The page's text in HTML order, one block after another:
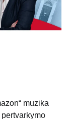
muzika